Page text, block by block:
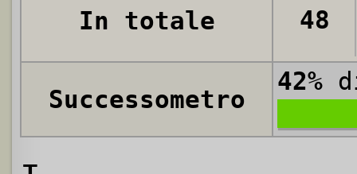
In totale 48
Successometro
42%